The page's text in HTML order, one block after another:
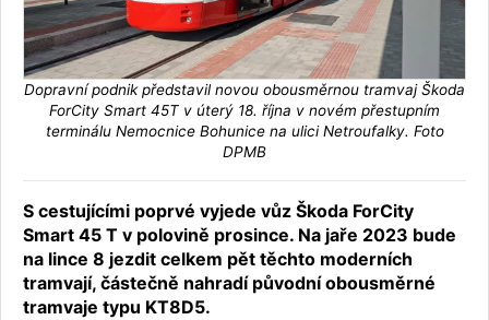
Dopravní podnik představil novou obousměrnou tramvaj Škoda
ForCity Smart 45T v úterý 18. října v novém přestupním
terminálu Nemocnice Bohunice na ulici Netroufalky. Foto
DPMB
S cestujícími poprvé vyjede vůz Škoda ForCity
Smart 45 T v polovině prosince. Na jaře 2023 bude
na lince 8 jezdit celkem pět těchto moderních
tramvají, částečně nahradí původní obousměrné
tramvaje typu KT8D5.